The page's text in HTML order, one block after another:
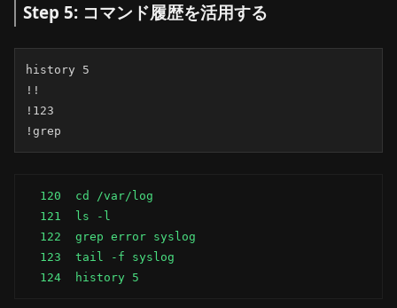
Step 5: コマンド履歴を活用する
history 5
!!
!123
!grep
  120  cd /var/log
  121  ls -l
  122  grep error syslog
  123  tail -f syslog
  124  history 5